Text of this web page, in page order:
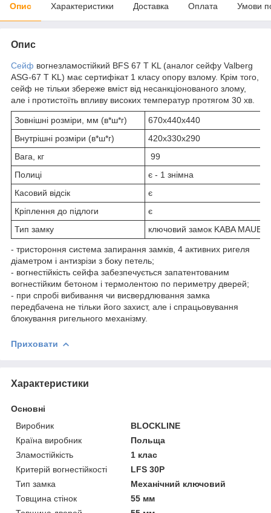
Опис Характеристики Доставка Оплата Умови
Опис
Сейф вогнезламостійкий BFS 67 T KL (аналог сейфу Valberg
ASG-67 Т KL) має сертифікат 1 класу опору взлому. Крім того,
сейф не тільки збереже вміст від несанкціонованого злому,
але і протистоїть впливу високих температур протягом 30 хв.
Зовнішні розміри, мм (в*ш*г)
670х440х440
Внутрішні розміри (в*ш*г)
420х330х290
Вага, кг
99
Полиці
є - 1 знімна
Касовий відсік
є
Кріплення до підлоги
є
Тип замку
ключовий замок KABA MAUER
- тристороння система запирання замків, 4 активних ригеля
діаметром і антизрізи з боку петель;
- вогнестійкість сейфа забезпечується запатентованим
вогнестійким бетоном і термолентою по периметру дверей;
- при спробі вибивання чи висвердлювання замка
передбачена не тільки його захист, але і спрацьовування
блокування ригельного механізму.
Приховати
Характеристики
Основні
Виробник
BLOCKLINE
Країна виробник
Польща
Зламостійкість
1 клас
Критерій вогнестійкості
LFS 30P
Тип замка
Механічний ключовий
Товщина стінок
55 мм